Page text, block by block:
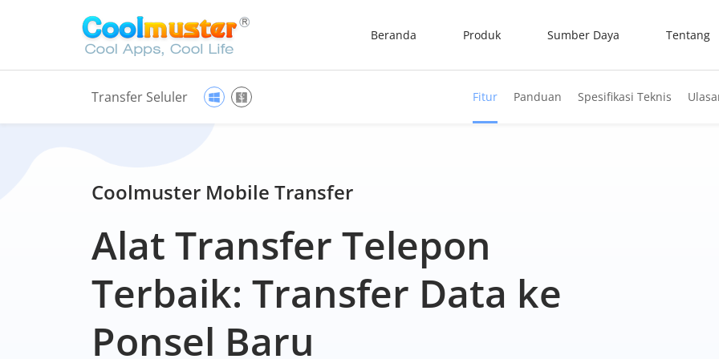
Beranda Produk Sumber Daya Tentang
Transfer Seluler Fitur Panduan Spesifikasi Teknis
Coolmuster Mobile Transfer
Alat Transfer Telepon
Terbaik: Transfer Data ke
Ponsel Baru